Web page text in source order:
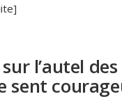
l’autel
sent